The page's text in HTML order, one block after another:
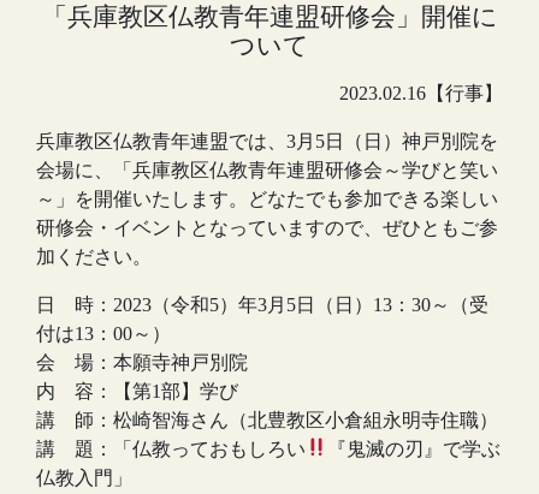
「兵庫教区仏教青年連盟研修会」開催に
ついて
2023.02.16【行事】
兵庫教区仏教青年連盟では、3月5日（日）神戸別院を
会場に、「兵庫教区仏教青年連盟研修会～学びと笑い
～」を開催いたします。どなたでも参加できる楽しい
研修会・イベントとなっていますので、ぜひともご参
加ください。
日 時：2023（令和5）年3月5日（日）13：30～（受
付は13：00～）
会 場：本願寺神戸別院
内 容：【第1部】学び
講 師：松崎智海さん（北豊教区小倉組永明寺住職）
講 題：「仏教っておもしろい
『鬼滅の刃』で学ぶ
仏教入門」